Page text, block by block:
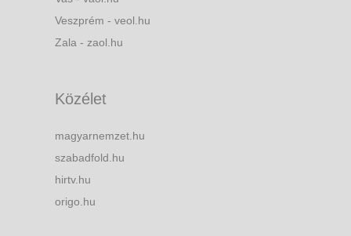
Veszprém - veol.hu
Zala - zaol.hu
Közélet
magyarnemzet.hu
szabadfold.hu
hirtv.hu
origo.hu